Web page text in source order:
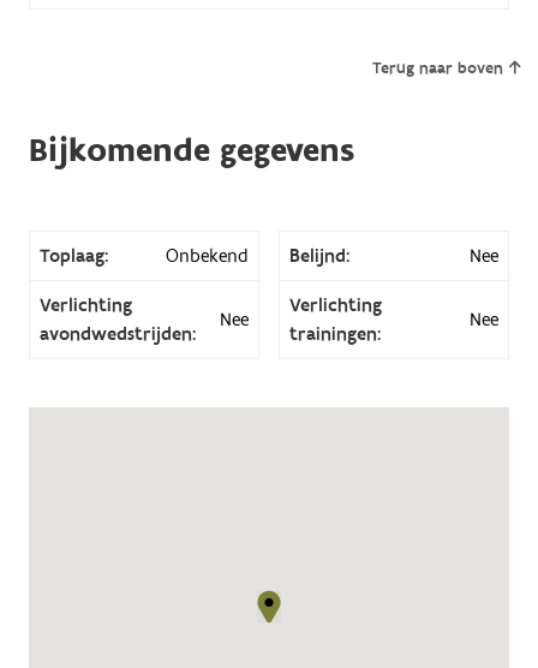
Terug naar boven
Bijkomende gegevens
Toplaag: Onbekend Belijnd: Nee
Verlichting
avondwedstrijden:
Nee
Verlichting
trainingen:
Nee